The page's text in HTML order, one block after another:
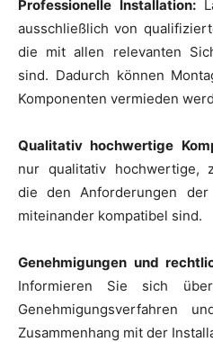
Professionelle Installation:
ausschließlich von
die mit allen relevanten
sind. Dadurch können
Komponenten vermieden
Qualitativ hochwertige
nur qualitativ hochwertige,
die den Anforderungen
miteinander kompatibel sind.
Genehmigungen und
Informieren Sie sich
Genehmigungsverfahren
Zusammenhang mit der